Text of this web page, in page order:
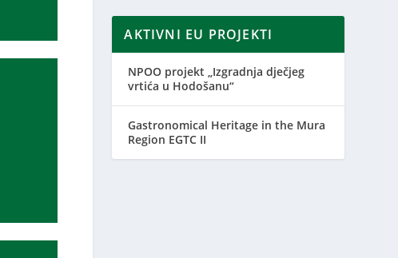
AKTIVNI EU PROJEKTI
NPOO projekt „Izgradnja dječjeg
vrtića u Hodošanu“
Gastronomical Heritage in the Mura
Region EGTC II